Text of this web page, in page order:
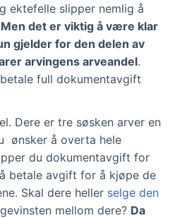
ektefelle slipper nemlig å
Men det er viktig å være klar
gjelder for den delen av
arvingens arveandel.
full dokumentavgift
Dere er tre søsken arver en
ønsker å overta hele
du dokumentavgift for
betale avgift for å kjøpe de
Skal dere heller selge den
mellom dere? Da